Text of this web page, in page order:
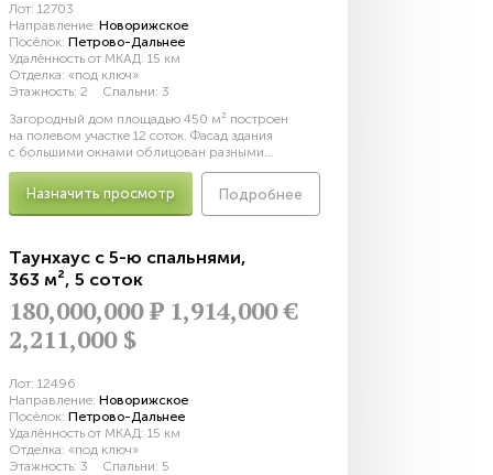
Лот: 12703
Направление: Новорижское
Посёлок: Петрово-Дальнее
Удалённость от МКАД: 15 км
Отделка: «под ключ»
Этажность: 2 Спальни: 3
Загородный дом площадью 450 м² построен
на полевом участке 12 соток. Фасад здания
с большими окнами облицован разными...
Назначить просмотр Подробнее
Таунхаус с 5-ю спальнями,
363 м², 5 соток
180,000,000Р 1,914,000 €
2,211,000 $
Лот: 12496
Направление: Новорижское
Посёлок: Петрово-Дальнее
Удалённость от МКАД: 15 км
Отделка: «под ключ»
Этажность: 3 Спальни: 5